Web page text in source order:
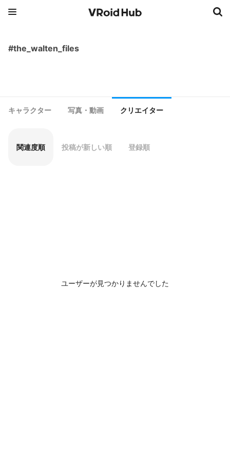
#the_walten_files
キャラクター 写真・動画 クリエイター
関連度順 投稿が新しい順 登録順
ユーザーが見つかりませんでした